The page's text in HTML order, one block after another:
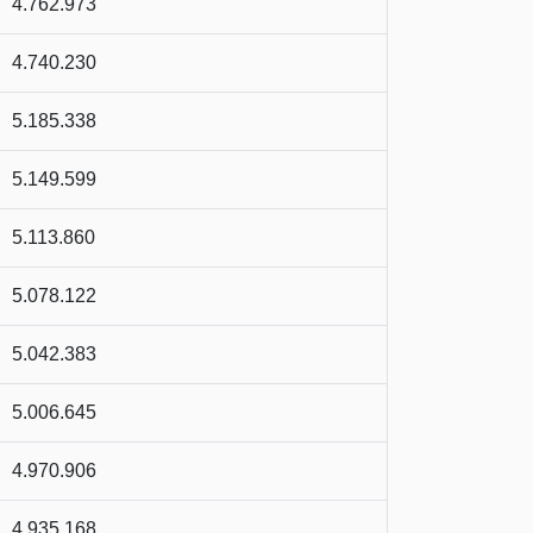
4.762.973
4.740.230
5.185.338
5.149.599
5.113.860
5.078.122
5.042.383
5.006.645
4.970.906
4.935.168